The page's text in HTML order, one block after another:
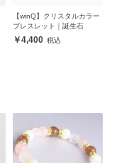
【winQ】クリスタルカラー
ブレスレット｜誕生石
4,400